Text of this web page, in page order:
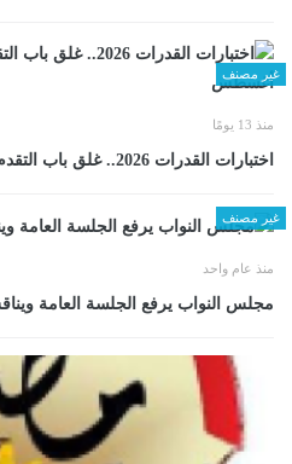
غير مصنف
منذ 13 يومًا
اختبارات القدرات 2026.. غلق باب التقدم عبر موقع التنسيق 6 أغسطس
غير مصنف
منذ عام واحد
مجلس النواب يرفع الجلسة العامة